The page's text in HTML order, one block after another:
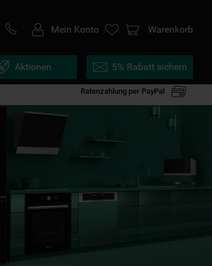
Mein Konto Warenkorb
Aktionen 5% Rabatt sichern
Ratenzahlung per PayPal